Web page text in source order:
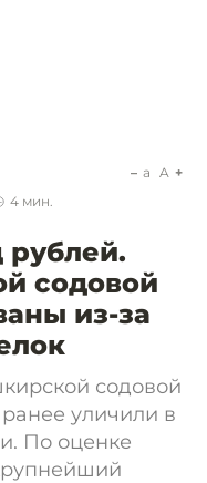
4 мин.
a A
содовой
из-за
содовой
уличили в
По оценке